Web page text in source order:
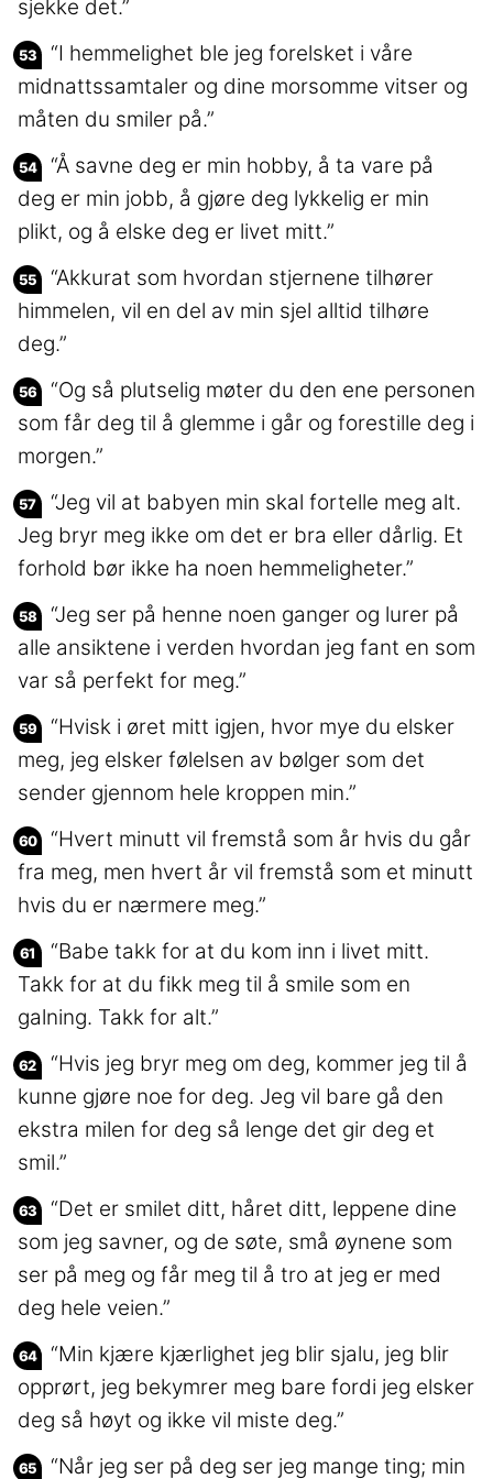
sjekke det.”
“I hemmelighet ble jeg forelsket i våre
midnattssamtaler og dine morsomme vitser og
måten du smiler på.”
“Å savne deg er min hobby, å ta vare på
deg er min jobb, å gjøre deg lykkelig er min
plikt, og å elske deg er livet mitt.”
“Akkurat som hvordan stjernene tilhører
himmelen, vil en del av min sjel alltid tilhøre
deg.”
“Og så plutselig møter du den ene personen
som får deg til å glemme i går og forestille deg i
morgen.”
“Jeg vil at babyen min skal fortelle meg alt.
Jeg bryr meg ikke om det er bra eller dårlig. Et
forhold bør ikke ha noen hemmeligheter.”
“Jeg ser på henne noen ganger og lurer på
alle ansiktene i verden hvordan jeg fant en som
var så perfekt for meg.”
“Hvisk i øret mitt igjen, hvor mye du elsker
meg, jeg elsker følelsen av bølger som det
sender gjennom hele kroppen min.”
“Hvert minutt vil fremstå som år hvis du går
fra meg, men hvert år vil fremstå som et minutt
hvis du er nærmere meg.”
“Babe takk for at du kom inn i livet mitt.
Takk for at du fikk meg til å smile som en
galning. Takk for alt.”
“Hvis jeg bryr meg om deg, kommer jeg til å
kunne gjøre noe for deg. Jeg vil bare gå den
ekstra milen for deg så lenge det gir deg et
smil.”
“Det er smilet ditt, håret ditt, leppene dine
som jeg savner, og de søte, små øynene som
ser på meg og får meg til å tro at jeg er med
deg hele veien.”
“Min kjære kjærlighet jeg blir sjalu, jeg blir
opprørt, jeg bekymrer meg bare fordi jeg elsker
deg så høyt og ikke vil miste deg.”
“Når jeg ser på deg ser jeg mange ting; min